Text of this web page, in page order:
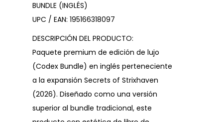
BUNDLE (INGLÉS)
UPC / EAN: 195166318097
DESCRIPCIÓN DEL PRODUCTO:
Paquete premium de edición de lujo
(Codex Bundle) en inglés perteneciente
a la expansión Secrets of Strixhaven
(2026). Diseñado como una versión
superior al bundle tradicional, este